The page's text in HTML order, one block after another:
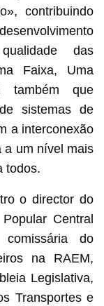
contribuindo
das
Faixa, Uma
também que
sistemas de
a interconexão
a um nível mais
todos.
o director do
Central
do
na RAEM,
Legislativa,
Transportes e